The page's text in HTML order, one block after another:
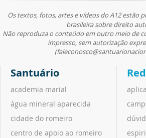
Os textos, fotos, artes e vídeos do A12 estão
brasileira sobre direito
Não reproduza o conteúdo em outro meio de
impresso, sem autorização
Santuário
academia marial
água mineral aparecida
cidade do romeiro
centro de apoio ao romeiro